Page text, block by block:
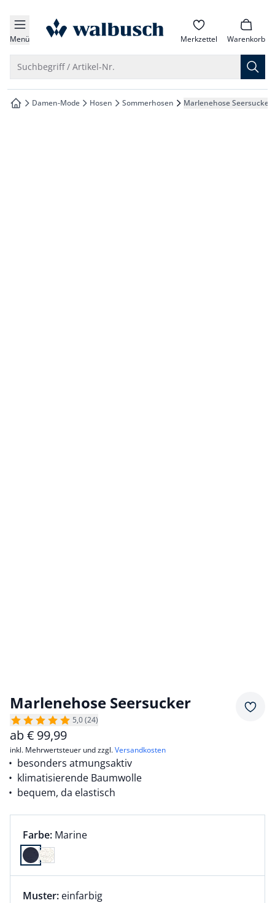
springen
springen
springen
springen
Menü zur Startseite Merkzettel Warenkorb
Suchbegriff / Artikel-Nr.
zur Startseite
Damen-Mode Hosen Sommerhosen Marlenehose Seersucker
Marlenehose Seersucker
5,0 (24)
ab€ 99,99
inkl. Mehrwertsteuer und zzgl.Versandkosten
besonders atmungsaktiv
klimatisierende Baumwolle
bequem, da elastisch
Farbauswahl:
Farbe: aktuell ausgewählt:
Marine
Farbe Marine ausgewählt
Muster: einfarbig